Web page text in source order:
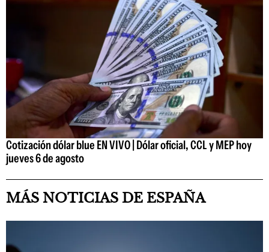
Cotización dólar blue EN VIVO | Dólar oficial, CCL y MEP hoy
jueves 6 de agosto
MÁS NOTICIAS DE ESPAÑA